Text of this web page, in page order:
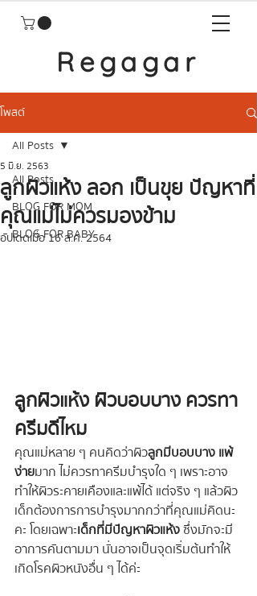
Regagar
โพสต์
All Posts
BLOG FOR MOM
BLOG FOR BABY
All Posts
ลูกผิวแห้ง ลอก เป็นขุย ปัญหาที่
คุณแม่ไม่ควรมองข้าม
5 มิ.ย. 2563
อัปเดตเมื่อ16 ส.ค. 2564
ลูกผิวแห้ง ผิวบอบบาง ควรทา
ครีมดีไหม
คุณแม่หลาย ๆ คนคิดว่าผิวลูกมีบอบบาง แพ้
ง่ายมาก ไม่ควรทาครีมบำรุงใด ๆ เพราะอาจ
ทำให้ผิวระคายเคืองและแพ้ได้ แต่จริง ๆ แล้วผิว
เด็กต้องการการบำรุงมากกว่าที่คุณแม่คิดนะ
คะ โดยเฉพาะเด็กที่มีปัญหาผิวแห้ง ซึ่งมักจะมี
อาการคันตามมา นั่นอาจเป็นจุดเริ่มต้นทำให้
เกิดโรคผิวหนังอื่น ๆ ได้ค่ะ